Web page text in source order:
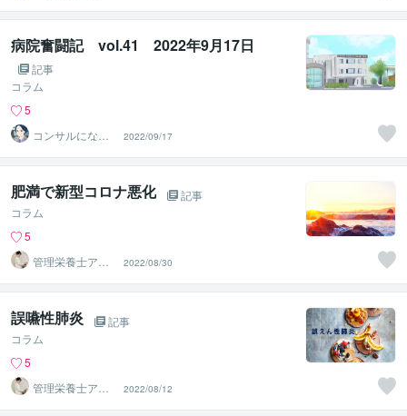
病院奮闘記 vol.41 2022年9月17日
記事
コラム
5
コンサルになり
たい医事カチョ
ー
2022/09/17
肥満で新型コロナ悪化
記事
コラム
5
管理栄養士アオ
イ 村中一帆ママ
が楽する食
2022/08/30
誤嚥性肺炎
記事
コラム
5
管理栄養士アオ
イ 村中一帆ママ
が楽する食
2022/08/12